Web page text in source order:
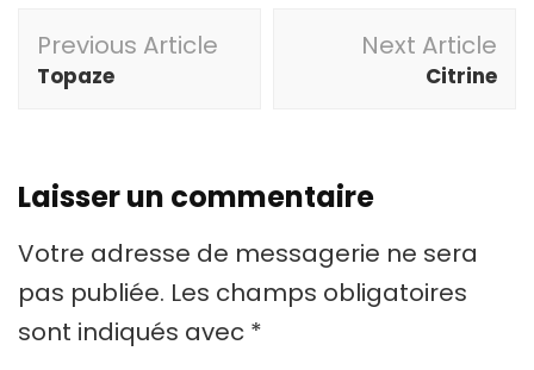
Post
Navigation
Previous Article
Topaze
Next Article
Citrine
Laisser un commentaire
Votre adresse de messagerie ne sera
pas publiée. Les champs obligatoires
sont indiqués avec *